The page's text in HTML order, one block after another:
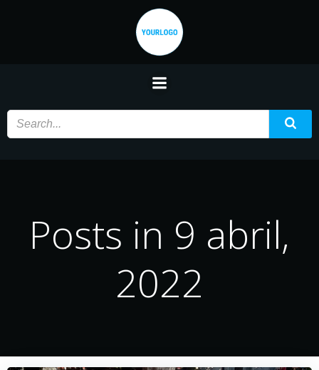
Saltar
contenido
Posts in 9 abril,
2022